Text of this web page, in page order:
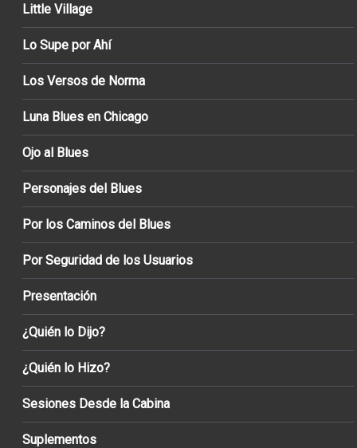
Little Village
Lo Supe por Ahí
Los Versos de Norma
Luna Blues en Chicago
Ojo al Blues
Personajes del Blues
Por los Caminos del Blues
Por Seguridad de los Usuarios
Presentación
¿Quién lo Dijo?
¿Quién lo Hizo?
Sesiones Desde la Cabina
Suplementos